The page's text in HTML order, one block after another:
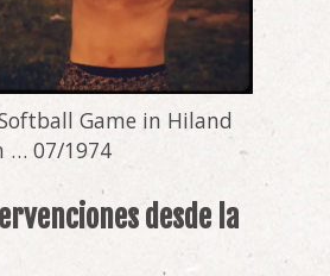
Game in Hiland
… 07/1974
desde la